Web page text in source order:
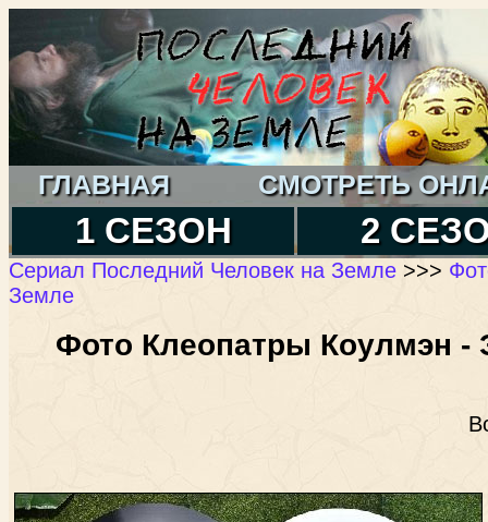
ГЛАВНАЯ СМОТРЕТЬ
1 СЕЗОН 2
Сериал Последний Человек на Земле >>>
Земле
Фото Клеопатры Коулмэн -